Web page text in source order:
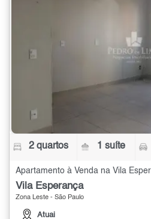
2 quartos 1 suíte
Apartamento à Venda na Vila
Vila Esperança
Zona Leste - São Paulo
Atuai